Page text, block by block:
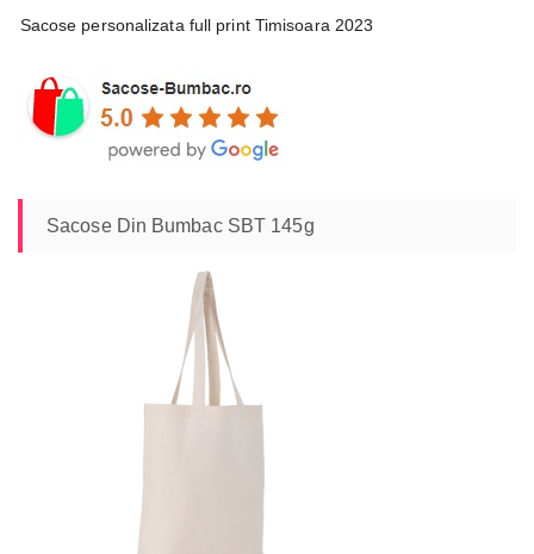
Sacose personalizata full print Timisoara 2023
Sacose Din Bumbac SBT 145g